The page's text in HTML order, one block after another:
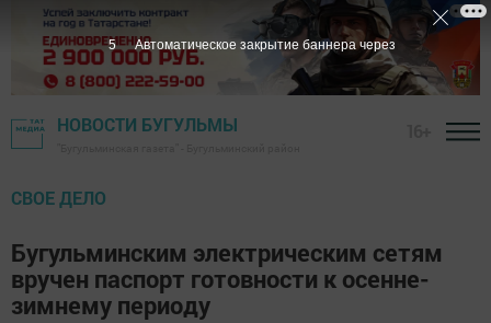
НОВОСТИ БУГУЛЬМЫ
СВОЕ ДЕЛО
Бугульминским электрическим сетям
вручен паспорт готовности к осенне-
зимнему периоду
3 Автоматическое закрытие баннера через